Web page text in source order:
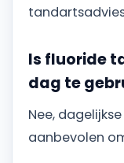
Is fluoride
dag te
Nee,
aanbevolen